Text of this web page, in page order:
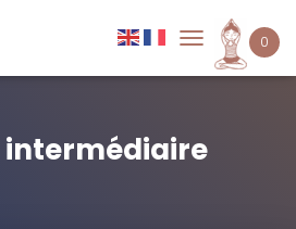
DÉPLIER
LA
intermédiaire
0